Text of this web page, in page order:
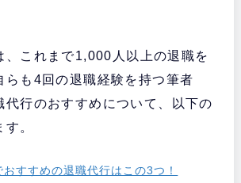
、これまで1,000人以上の退職を
らも4回の退職経験を持つ筆者
代行のおすすめについて、以下の
。
すすめの退職代行はこの3つ！